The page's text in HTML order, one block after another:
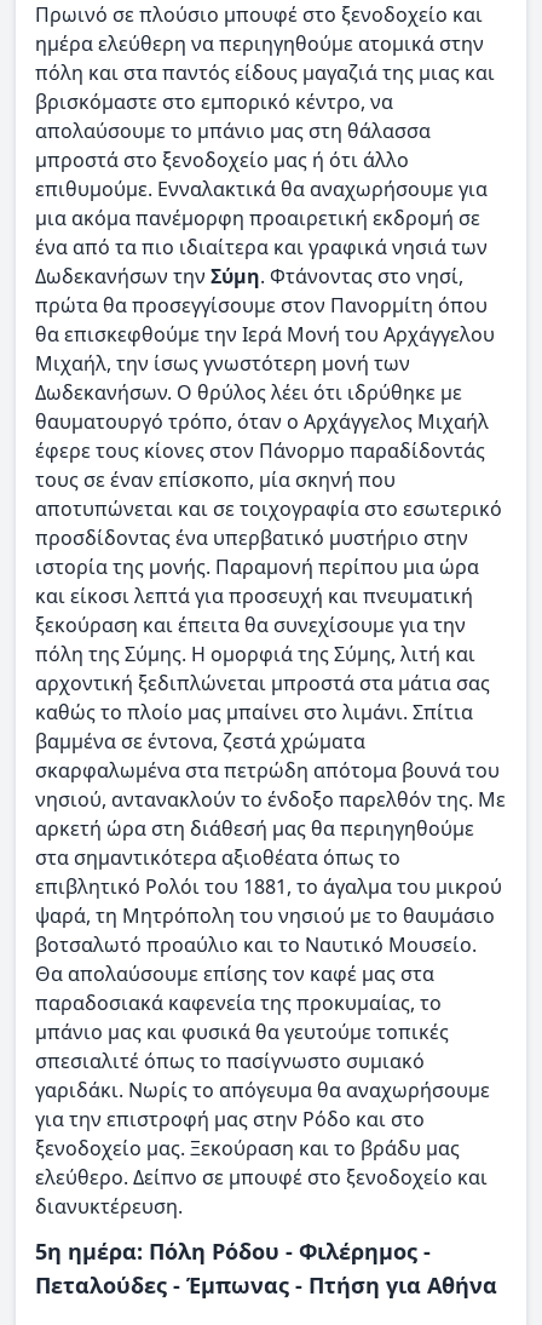
Πρωινό σε πλούσιο μπουφέ στο ξενοδοχείο και
ημέρα ελεύθερη να περιηγηθούμε ατομικά στην
πόλη και στα παντός είδους μαγαζιά της μιας και
βρισκόμαστε στο εμπορικό κέντρο, να
απολαύσουμε το μπάνιο μας στη θάλασσα
μπροστά στο ξενοδοχείο μας ή ότι άλλο
επιθυμούμε. Ενναλακτικά θα αναχωρήσουμε για
μια ακόμα πανέμορφη προαιρετική εκδρομή σε
ένα από τα πιο ιδιαίτερα και γραφικά νησιά των
Δωδεκανήσων την Σύμη. Φτάνοντας στο νησί,
πρώτα θα προσεγγίσουμε στον Πανορμίτη όπου
θα επισκεφθούμε την Ιερά Μονή του Αρχάγγελου
Μιχαήλ, την ίσως γνωστότερη μονή των
Δωδεκανήσων. Ο θρύλος λέει ότι ιδρύθηκε με
θαυματουργό τρόπο, όταν ο Αρχάγγελος Μιχαήλ
έφερε τους κίονες στον Πάνορμο παραδίδοντάς
τους σε έναν επίσκοπο, μία σκηνή που
αποτυπώνεται και σε τοιχογραφία στο εσωτερικό
προσδίδοντας ένα υπερβατικό μυστήριο στην
ιστορία της μονής. Παραμονή περίπου μια ώρα
και είκοσι λεπτά για προσευχή και πνευματική
ξεκούραση και έπειτα θα συνεχίσουμε για την
πόλη της Σύμης. Η ομορφιά της Σύμης, λιτή και
αρχοντική ξεδιπλώνεται μπροστά στα μάτια σας
καθώς το πλοίο μας μπαίνει στο λιμάνι. Σπίτια
βαμμένα σε έντονα, ζεστά χρώματα
σκαρφαλωμένα στα πετρώδη απότομα βουνά του
νησιού, αντανακλούν το ένδοξο παρελθόν της. Με
αρκετή ώρα στη διάθεσή μας θα περιηγηθούμε
στα σημαντικότερα αξιοθέατα όπως το
επιβλητικό Ρολόι του 1881, το άγαλμα του μικρού
ψαρά, τη Μητρόπολη του νησιού με το θαυμάσιο
βοτσαλωτό προαύλιο και το Ναυτικό Μουσείο.
Θα απολαύσουμε επίσης τον καφέ μας στα
παραδοσιακά καφενεία της προκυμαίας, το
μπάνιο μας και φυσικά θα γευτούμε τοπικές
σπεσιαλιτέ όπως το πασίγνωστο συμιακό
γαριδάκι. Νωρίς το απόγευμα θα αναχωρήσουμε
για την επιστροφή μας στην Ρόδο και στο
ξενοδοχείο μας. Ξεκούραση και το βράδυ μας
ελεύθερο. Δείπνο σε μπουφέ στο ξενοδοχείο και
διανυκτέρευση.
5η ημέρα: Πόλη Ρόδου - Φιλέρημος -
Πεταλούδες - Έμπωνας - Πτήση για Αθήνα